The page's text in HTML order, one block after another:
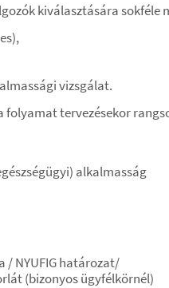
kiválasztására sokféle
vizsgálat.
folyamat tervezésekor
alkalmasság
/ NYUFIG határozat/
(bizonyos ügyfélkörnél)